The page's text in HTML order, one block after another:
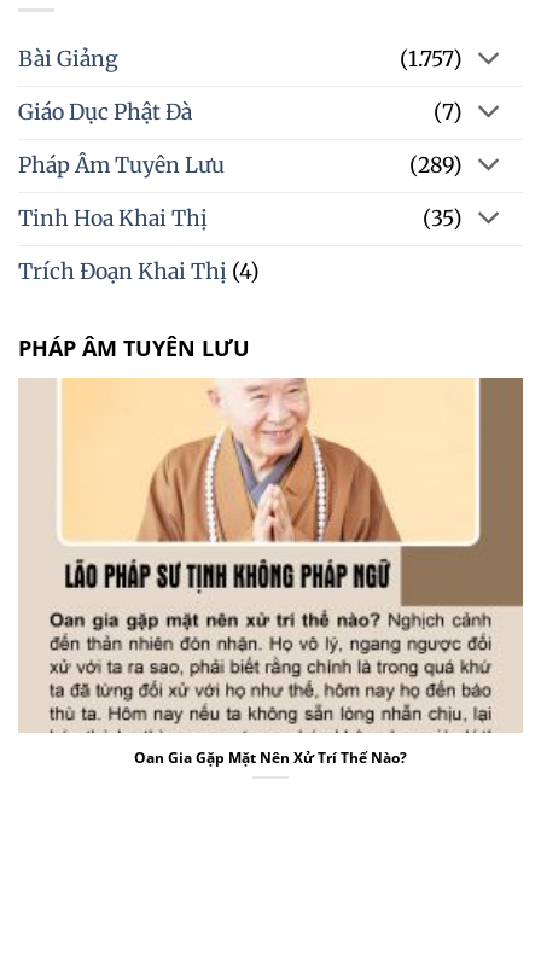
Bài Giảng
(1.757)
Giáo Dục Phật Đà
(7)
Pháp Âm Tuyên Lưu
(289)
Tinh Hoa Khai Thị
(35)
Trích Đoạn Khai Thị (4)
PHÁP ÂM TUYÊN LƯU
Oan Gia Gặp Mặt Nên Xử Trí Thế Nào?